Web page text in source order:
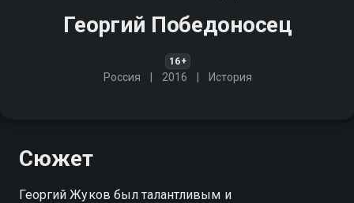
Георгий Победоносец
16+
Россия 2016 История
Сюжет
Георгий Жуков был талантливым и